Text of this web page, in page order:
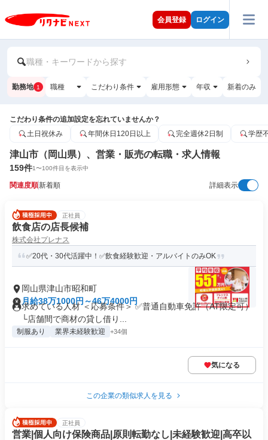
会員登録 ログイン
職種・キーワードから探す
勤務地 1 職種 こだわり条件 雇用形態 年収 新着のみ
こだわり条件の追加設定を忘れていませんか？
土日祝休み
年間休日120日以上 完全週休2日制 学歴
津山市（岡山県）、営業・販売の転職・求人情報
159件1〜100件目を表示中
関連度順新着順 詳細表示
正社員
飲食店の店長候補
株式会社プレナス
✅20代・30代活躍中！✅飲食経験歓迎・アルバイトのみOK
岡山県津山市昭和町
月給38万1000円～46万4000円
求めている人材 ＜応募条件＞ ✅普通自動車免許（AT限定可）
└店舗間で商材の貸し借り...
制服あり 業界未経験歓迎 +34個
気になる
この企業の類似求人を見る
正社員
営業|個人向け保険商品|原則転勤なし|未経験歓迎|高卒以